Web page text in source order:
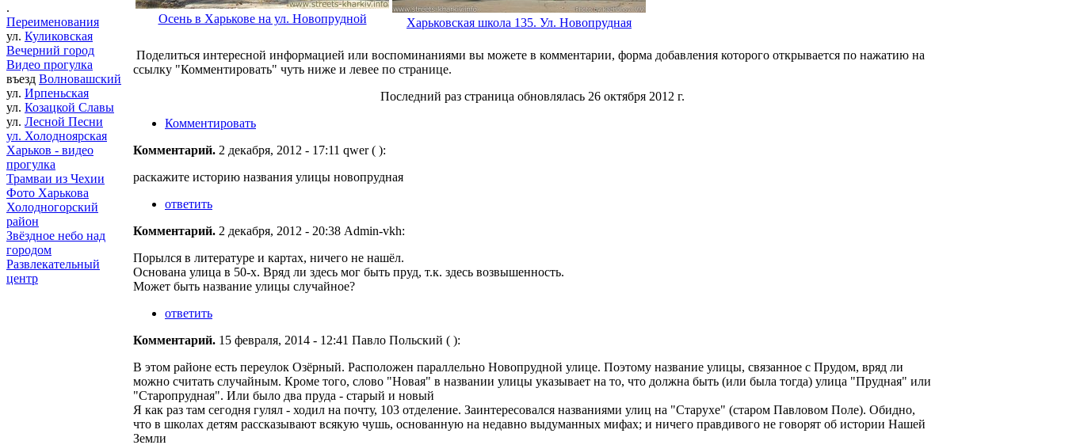
.
Переименования
ул. Куликовская
Вечерний город
Видео прогулка
въезд Волновашский
ул. Ирпеньская
ул. Козацкой Славы
ул. Лесной Песни
ул. Холодноярская
Харьков - видео
прогулка
Трамваи из Чехии
Фото Харькова
Холодногорский
район
Звёздное небо над
городом
Развлекательный
центр
Осень в Харькове на ул. Новопрудной Харьковская школа 135. Ул. Новопрудная
Поделиться интересной информацией или воспоминаниями вы можете в комментарии, форма добавления которого открывается по нажатию на
ссылку "Комментировать" чуть ниже и левее по странице.
Последний раз страница обновлялась 26 октября 2012 г.
Комментировать
Комментарий. 2 декабря, 2012 - 17:11 qwer ( ):
раскажите историю названия улицы новопрудная
ответить
Комментарий. 2 декабря, 2012 - 20:38 Admin-vkh:
Порылся в литературе и картах, ничего не нашёл.
Основана улица в 50-х. Вряд ли здесь мог быть пруд, т.к. здесь возвышенность.
Может быть название улицы случайное?
ответить
Комментарий. 15 февраля, 2014 - 12:41 Павло Польский ( ):
В этом районе есть переулок Озёрный. Расположен параллельно Новопрудной улице. Поэтому название улицы, связанное с Прудом, вряд ли
можно считать случайным. Кроме того, слово "Новая" в названии улицы указывает на то, что должна быть (или была тогда) улица "Прудная" или
"Старопрудная". Или было два пруда - старый и новый
Я как раз там сегодня гулял - ходил на почту, 103 отделение. Заинтересовался названиями улиц на "Старухе" (старом Павловом Поле). Обидно,
что в школах детям рассказывают всякую чушь, основанную на недавно выдуманных мифах; и ничего правдивого не говорят об истории Нашей
Земли